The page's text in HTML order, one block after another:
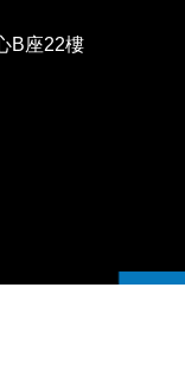
B座22樓